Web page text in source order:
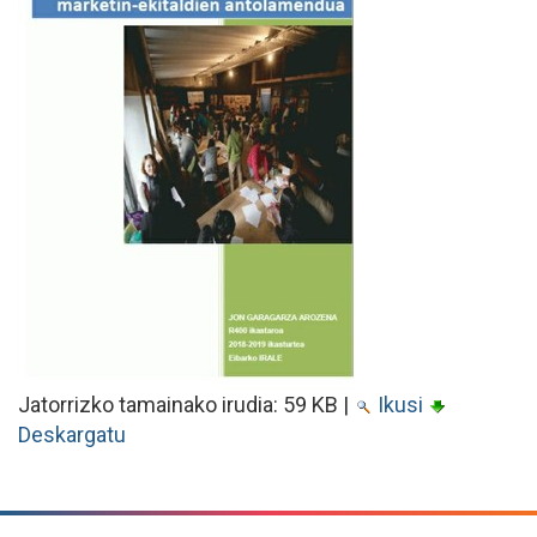
Jatorrizko tamainako irudia: 59 KB |
Ikusi
Deskargatu